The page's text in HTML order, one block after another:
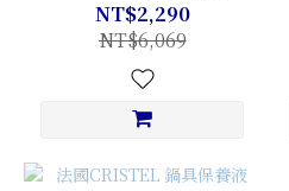
耳柄 淺木款(單入組)
NT$2,290
NT$6,069